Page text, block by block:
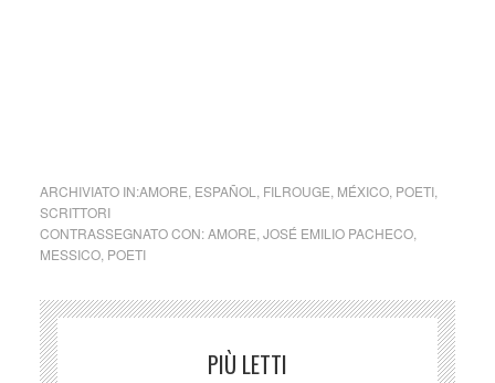
ARCHIVIATO IN:AMORE ESPAÑOL FILROUGE MÉXICO, POETI,
SCRITTORI
CONTRASSEGNATO CON:AMORE JOSÉ EMILIO PACHECO,
MESSICO, POETI
PIÙ LETTI